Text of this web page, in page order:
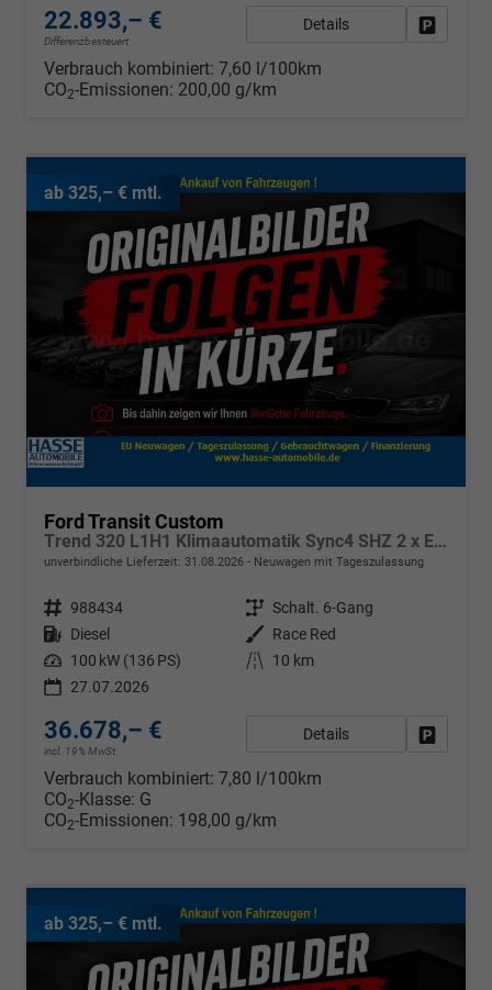
22.893,– €
Differenzbesteuert
Details
Verbrauch kombiniert: 7,60 l/100km
CO2-Emissionen: 200,00 g/km
ab 325,– € mtl.
Ford Transit Custom
Trend 320 L1H1 Klimaautomatik Sync4 SHZ 2 x Einparkhilfe Kamera 5JG
unverbindliche Lieferzeit: 31.08.2026 Neuwagen mit Tageszulassung
Fahrzeugnr. 988434 Getriebe Schalt. 6-Gang
Kraftstoff Diesel Außenfarbe
Race Red
Leistung 100 kW (136 PS) Kilometerstand
10 km
27.07.2026
36.678,– €
incl. 19% MwSt.
Details
Verbrauch kombiniert: 7,80 l/100km
CO2-Klasse: G
CO2-Emissionen: 198,00 g/km
ab 325,– € mtl.